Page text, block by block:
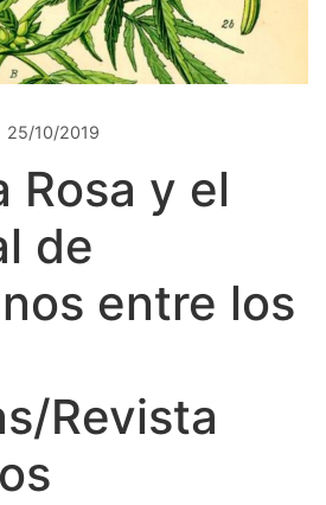
25/10/2019
Rosa y el
de
entre los
Revista